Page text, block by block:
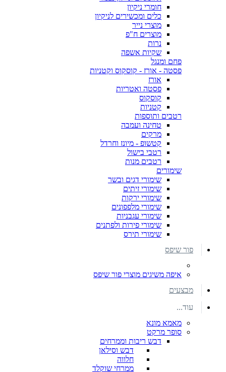
חומרי ניקיון
כלים ומכשירים לניקיון
מוצרי נייר
מוצרים ח"פ
נרות
שקיות אשפה
פחם ומנגל
פסטה - אורז - קוסקוס וקטניות
אורז
פסטה ואטריות
קוסקוס
קטניות
רטבים ותוספות
טחינה ועמבה
מרקים
קטשופ - מיונז וחרדל
רטבי בישול
רטבים מנות
שימורים
שימורי דגים ובשר
שימורי זיתים
שימורי ירקות
שימורי מלפפונים
שימורי עגבניות
שימורי פירות ולפתנים
שימורי תירס
פור שיפס
איפה משיגים מוצרי פור שיפס
מבצעים
עוד...
מאמא מונא
סופר מרקט
דבש ריבות וממרחים
דבש וסילאן
חלווה
ממרחי שוקלד